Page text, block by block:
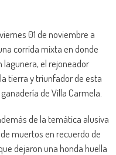
01 de noviembre a
corrida mixta en donde
lagunera, el rejoneador
tierra y triunfador de esta
de Villa Carmela.
de la temática alusiva
muertos en recuerdo de
dejaron una honda huella